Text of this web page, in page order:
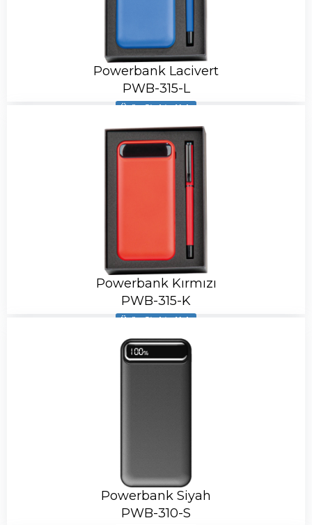
Powerbank Lacivert
PWB-315-L
Ürün Stokta Yok
Powerbank Kırmızı
PWB-315-K
Ürün Stokta Yok
Powerbank Siyah
PWB-310-S